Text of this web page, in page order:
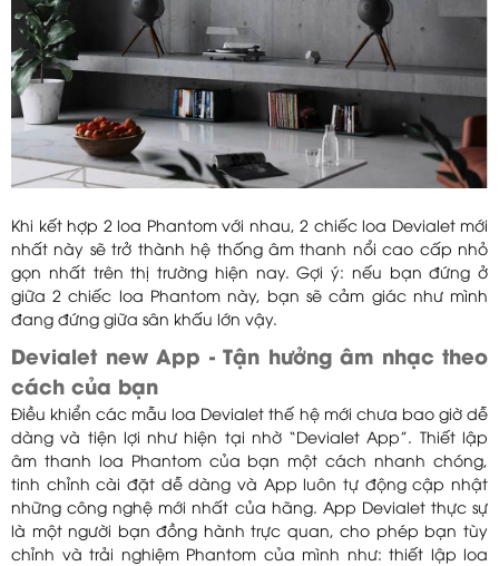
Khi kết hợp 2 loa Phantom với nhau, 2 chiếc loa Devialet mới
nhất này sẽ trở thành hệ thống âm thanh nổi cao cấp nhỏ
gọn nhất trên thị trường hiện nay. Gợi ý: nếu bạn đứng ở
giữa 2 chiếc loa Phantom này, bạn sẽ cảm giác như mình
đang đứng giữa sân khấu lớn vậy.
Devialet new App - Tận hưởng âm nhạc theo
cách của bạn
Điều khiển các mẫu loa Devialet thế hệ mới chưa bao giờ dễ
dàng và tiện lợi như hiện tại nhờ “Devialet App”. Thiết lập
âm thanh loa Phantom của bạn một cách nhanh chóng,
tinh chỉnh cài đặt dễ dàng và App luôn tự động cập nhật
những công nghệ mới nhất của hãng. App Devialet thực sự
là một người bạn đồng hành trực quan, cho phép bạn tùy
chỉnh và trải nghiệm Phantom của mình như: thiết lập loa